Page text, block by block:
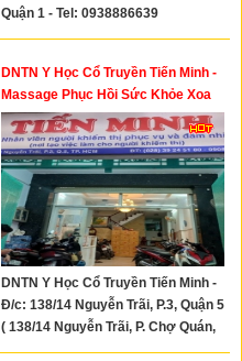
Quận 1 - Tel: 0938886639
DNTN Y Học Cổ Truyền Tiến Minh -
Massage Phục Hồi Sức Khỏe Xoa
bóp
DNTN Y Học Cổ Truyền Tiến Minh -
Đ/c: 138/14 Nguyễn Trãi, P.3, Quận 5
( 138/14 Nguyễn Trãi, P. Chợ Quán,
Tphcm) -Tel: 02839245180